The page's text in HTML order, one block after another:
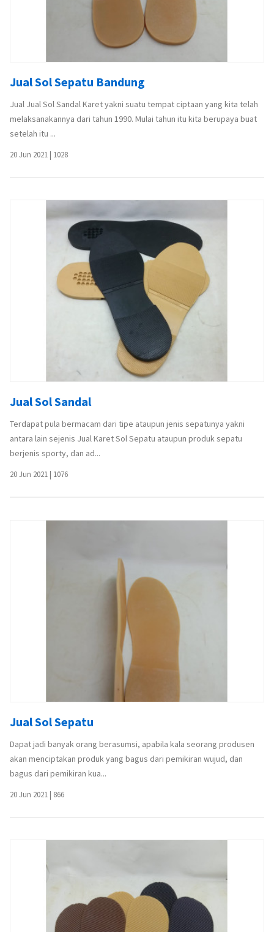
Jual Sol Sepatu Bandung
Jual Jual Sol Sandal Karet yakni suatu tempat ciptaan yang kita telah
melaksanakannya dari tahun 1990. Mulai tahun itu kita berupaya buat
setelah itu ...
20 Jun 2021 | 1028
Jual Sol Sandal
Terdapat pula bermacam dari tipe ataupun jenis sepatunya yakni
antara lain sejenis Jual Karet Sol Sepatu ataupun produk sepatu
berjenis sporty, dan ad...
20 Jun 2021 | 1076
Jual Sol Sepatu
Dapat jadi banyak orang berasumsi, apabila kala seorang produsen
akan menciptakan produk yang bagus dari pemikiran wujud, dan
bagus dari pemikiran kua...
20 Jun 2021 | 866